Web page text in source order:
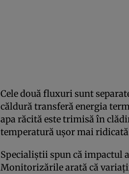
Cele două fluxuri sunt
căldură transferă energia
apa răcită este trimisă în
temperatură ușor mai
Specialiștii spun că impactul
Monitorizările arată că